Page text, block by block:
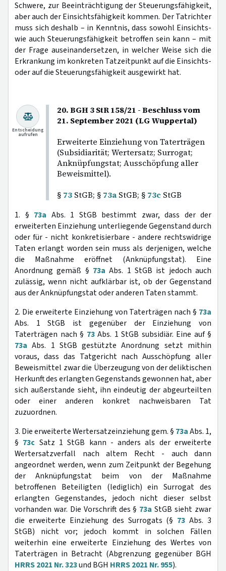
Schwere, zur Beeinträchtigung der Steuerungsfähigkeit,
aber auch der Einsichtsfähigkeit kommen. Der Tatrichter
muss sich deshalb – in Kenntnis, dass sowohl Einsichts-
wie auch Steuerungsfähigkeit betroffen sein kann – mit
der Frage auseinandersetzen, in welcher Weise sich die
Erkrankung im konkreten Tatzeitpunkt auf die Einsichts-
oder auf die Steuerungsfähigkeit ausgewirkt hat.
20. BGH 3 StR 158/21 - Beschluss vom
21. September 2021 (LG Wuppertal)
Erweiterte Einziehung von Taterträgen
(Subsidiarität; Wertersatz; Surrogat;
Anknüpfungstat; Ausschöpfung aller
Beweismittel).
§ 73 StGB; § 73a StGB; § 73c StGB
Entscheidung
aufrufen
1. § 73a Abs. 1 StGB bestimmt zwar, dass der der
erweiterten Einziehung unterliegende Gegenstand durch
oder für - nicht konkretisierbare - andere rechtswidrige
Taten erlangt worden sein muss als derjenigen, welche
die Maßnahme eröffnet (Anknüpfungstat). Eine
Anordnung gemäß § 73a Abs. 1 StGB ist jedoch auch
zulässig, wenn nicht aufklärbar ist, ob der Gegenstand
aus der Anknüpfungstat oder anderen Taten stammt.
2. Die erweiterte Einziehung von Taterträgen nach § 73a
Abs. 1 StGB ist gegenüber der Einziehung von
Taterträgen nach § 73Abs. 1 StGB subsidiär. Eine auf §
73a Abs. 1 StGB gestützte Anordnung setzt mithin
voraus, dass das Tatgericht nach Ausschöpfung aller
Beweismittel zwar die Überzeugung von der deliktischen
Herkunft des erlangten Gegenstands gewonnen hat, aber
sich außerstande sieht, ihn eindeutig der abgeurteilten
oder einer anderen konkret nachweisbaren Tat
zuzuordnen.
3. Die erweiterte Wertersatzeinziehung gem. § 73aAbs. 1,
§ 73c Satz 1 StGB kann - anders als der erweiterte
Wertersatzverfall nach altem Recht - auch dann
angeordnet werden, wenn zum Zeitpunkt der Begehung
der Anknüpfungstat beim von der Maßnahme
betroffenen Beteiligten (lediglich) ein Surrogat des
erlangten Gegenstandes, jedoch nicht dieser selbst
vorhanden war. Die Vorschrift des § 73a StGB sieht zwar
die erweiterte Einziehung des Surrogats (§ 73 Abs. 3
StGB) nicht vor; jedoch kommt in solchen Fällen
weiterhin eine erweiterte Einziehung des Wertes von
Taterträgen in Betracht (Abgrenzung gegenüber BGH
HRRS 2021 Nr. 323und BGH HRRS 2021 Nr. 955).